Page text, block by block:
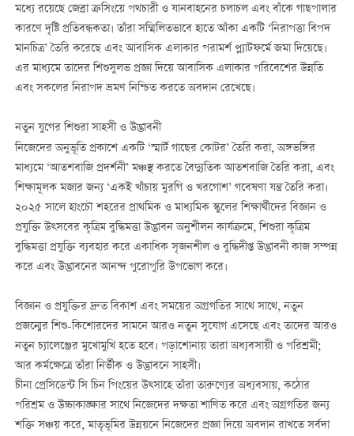
মধ্যে রয়েছে জেব্রা ক্রসিংয়ে পথচারী ও যানবাহনের চলাচল এবং বাঁকে গাছপালার
কারণে দৃষ্টি প্রতিবন্ধকতা। তাঁরা সম্মিলিতভাবে হাতে আঁকা একটি ‘নিরাপত্তা বিপদ
মানচিত্র’ তৈরি করেছে এবং আবাসিক এলাকার পরামর্শ প্ল্যাটফর্মে জমা দিয়েছে।
এর মাধ্যমে তাদের শিশুসুলভ প্রজ্ঞা দিয়ে আবাসিক এলাকার পরিবেশের উন্নতি
এবং সকলের নিরাপদ ভ্রমণ নিশ্চিত করতে অবদান রেখেছে।
নতুন যুগের শিশুরা সাহসী ও উদ্ভাবনী
নিজেদের অনুভূতি প্রকাশে একটি ‘স্মার্ট গাছের কোটর’ তৈরি করা, অঙ্গভঙ্গির
মাধ্যমে ‘আতশবাজি প্রদর্শনী’ মঞ্চস্থ করতে বৈদ্যুতিক আতশবাজি তৈরি করা, এবং
শিক্ষামূলক মজার জন্য ‘একই খাঁচায় মুরগি ও খরগোশ’ গবেষণা যন্ত্র তৈরি করা।
২০২৫ সালে হাংচৌ শহরের প্রাথমিক ও মাধ্যমিক স্কুলের শিক্ষার্থীদের বিজ্ঞান ও
প্রযুক্তি উত্সবের কৃত্রিম বুদ্ধিমত্তা উদ্ভাবন অনুশীলন কার্যক্রমে, শিশুরা কৃত্রিম
বুদ্ধিমত্তা প্রযুক্তি ব্যবহার করে একাধিক সৃজনশীল ও বুদ্ধিদীপ্ত উদ্ভাবনী কাজ সম্পন্ন
করে এবং উদ্ভাবনের আনন্দ পুরোপুরি উপভোগ করে।
বিজ্ঞান ও প্রযুক্তির দ্রুত বিকাশ এবং সময়ের অগ্রগতির সাথে সাথে, নতুন
প্রজন্মের শিশু-কিশোরদের সামনে আরও নতুন সুযোগ এসেছে এবং তাদের আরও
নতুন চ্যালেঞ্জের মুখোমুখি হতে হবে। পড়াশোনায় তারা অধ্যবসায়ী ও পরিশ্রমী;
আর কর্মক্ষেত্রে তাঁরা নির্ভীক ও উদ্ভাবনে সাহসী।
চীনা প্রেসিডেন্ট সি চিন পিংয়ের উত্সাহে তাঁরা তারুণ্যের অধ্যবসায়, কঠোর
পরিশ্রম ও উচ্চাকাঙ্ক্ষার সাথে নিজেদের দক্ষতা শাণিত করে এবং অগ্রগতির জন্য
শক্তি সঞ্চয় করে, মাতৃভূমির উন্নয়নে নিজেদের প্রজ্ঞা দিয়ে অবদান রাখতে সর্বদা